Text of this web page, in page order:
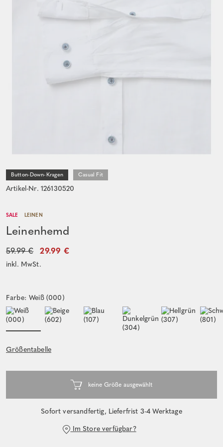
Button-Down-Kragen Casual Fit
Artikel-Nr. 126130520
SALE LEINEN
Leinenhemd
59.99 € 29.99 €
inkl. MwSt.
Farbe: Weiß (000)
Größentabelle
Sofort versandfertig, Lieferfrist 3-4 Werktage
Im Store verfügbar?